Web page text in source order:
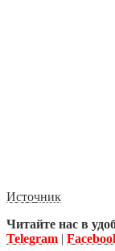
Источник
Читайте нас в
Telegram |